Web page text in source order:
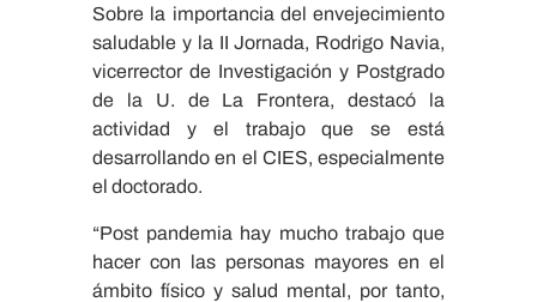
Sobre la importancia del envejecimiento
saludable y la II Jornada, Rodrigo Navia,
vicerrector de Investigación y Postgrado
de la U. de La Frontera, destacó la
actividad y el trabajo que se está
desarrollando en el CIES, especialmente
el doctorado.
“Post pandemia hay mucho trabajo que
hacer con las personas mayores en el
ámbito físico y salud mental, por tanto,